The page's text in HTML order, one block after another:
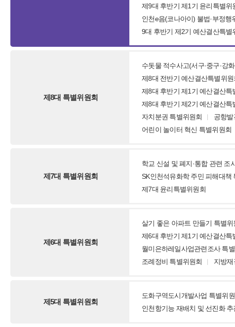
제9대 후반기 제1기 윤리특별위
인천e음(코나아이) 불법·부정
9대 후반기 제2기 예산결산특별
제8대 특별위원회
수돗물 적수사고(서구·중구·강
제8대 전반기 예산결산특별위원
제8대 후반기 제1기 예산결산특
제8대 후반기 제2기 예산결산특
자치분권 특별위원회
공항발
어린이 놀이터 혁신 특별위원회
제7대 특별위원회
학교 신설 및 폐지·통합 관련 조
SK인천석유화학 주민 피해대책
제7대 윤리특별위원회
제6대 특별위원회
살기 좋은 아파트 만들기 특별위
제6대 후반기 제1기 예산결산특
월미은하레일사업관련조사 특
조례정비 특별위원회
지방
제5대 특별위원회
도화구역도시개발사업 특별위
인천항기능 재배치 및 선진화